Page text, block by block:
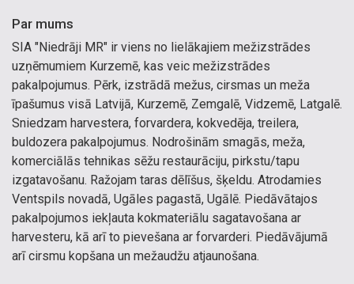
Par mums
SIA "Niedrāji MR" ir viens no lielākajiem mežizstrādes
uzņēmumiem Kurzemē, kas veic mežizstrādes
pakalpojumus. Pērk, izstrādā mežus, cirsmas un meža
īpašumus visā Latvijā, Kurzemē, Zemgalē, Vidzemē, Latgalē.
Sniedzam harvestera, forvardera, kokvedēja, treilera,
buldozera pakalpojumus. Nodrošinām smagās, meža,
komerciālās tehnikas sēžu restaurāciju, pirkstu/tapu
izgatavošanu. Ražojam taras dēlīšus, šķeldu. Atrodamies
Ventspils novadā, Ugāles pagastā, Ugālē. Piedāvātajos
pakalpojumos iekļauta kokmateriālu sagatavošana ar
harvesteru, kā arī to pievešana ar forvarderi. Piedāvājumā
arī cirsmu kopšana un mežaudžu atjaunošana.